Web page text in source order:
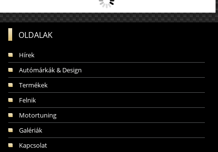
OLDALAK
Hírek
Autómárkák & Design
Termékek
Felnik
Motortuning
Galériák
Kapcsolat